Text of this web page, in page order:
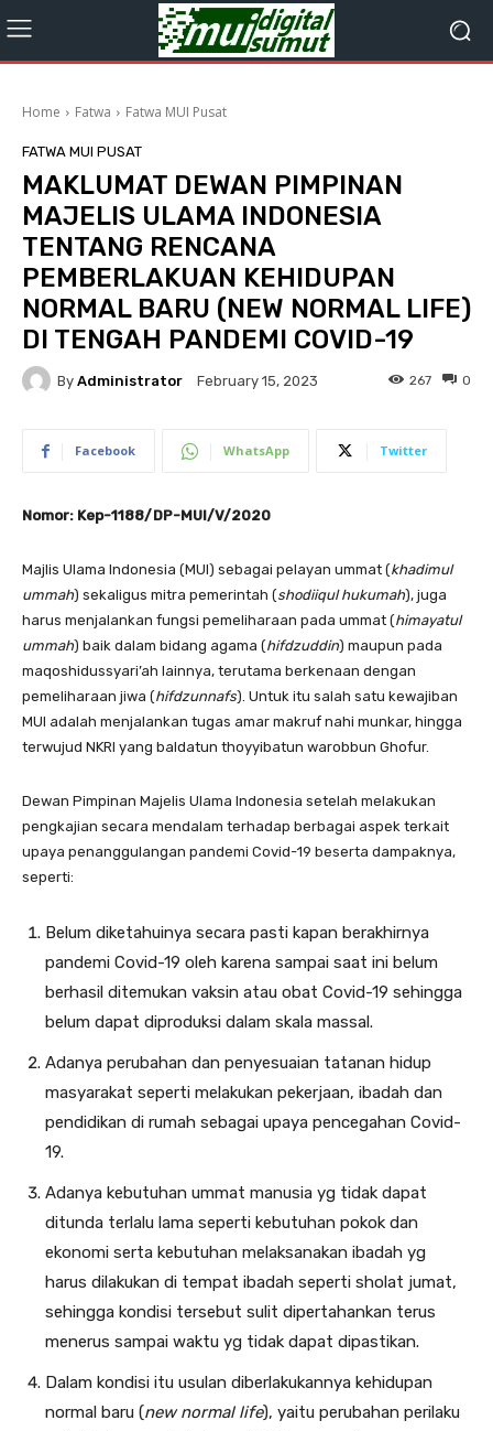
Home Fatwa Fatwa MUI Pusat
FATWA MUI PUSAT
MAKLUMAT DEWAN PIMPINAN
MAJELIS ULAMA INDONESIA
TENTANG RENCANA
PEMBERLAKUAN KEHIDUPAN
NORMAL BARU (NEW NORMAL LIFE)
DI TENGAH PANDEMI COVID-19
By Administrator February 15, 2023 0
267
Facebook WhatsApp Twitter
Nomor: Kep-1188/DP-MUI/V/2020
Majlis Ulama Indonesia (MUI) sebagai pelayan ummat (khadimul
ummah) sekaligus mitra pemerintah (shodiiqul hukumah), juga
harus menjalankan fungsi pemeliharaan pada ummat (himayatul
ummah) baik dalam bidang agama (hifdzuddin) maupun pada
maqoshidussyari’ah lainnya, terutama berkenaan dengan
pemeliharaan jiwa (hifdzunnafs). Untuk itu salah satu kewajiban
MUI adalah menjalankan tugas amar makruf nahi munkar, hingga
terwujud NKRI yang baldatun thoyyibatun warobbun Ghofur.
Dewan Pimpinan Majelis Ulama Indonesia setelah melakukan
pengkajian secara mendalam terhadap berbagai aspek terkait
upaya penanggulangan pandemi Covid-19 beserta dampaknya,
seperti:
Belum diketahuinya secara pasti kapan berakhirnya
pandemi Covid-19 oleh karena sampai saat ini belum
berhasil ditemukan vaksin atau obat Covid-19 sehingga
belum dapat diproduksi dalam skala massal.
Adanya perubahan dan penyesuaian tatanan hidup
masyarakat seperti melakukan pekerjaan, ibadah dan
pendidikan di rumah sebagai upaya pencegahan Covid-
19.
Adanya kebutuhan ummat manusia yg tidak dapat
ditunda terlalu lama seperti kebutuhan pokok dan
ekonomi serta kebutuhan melaksanakan ibadah yg
harus dilakukan di tempat ibadah seperti sholat jumat,
sehingga kondisi tersebut sulit dipertahankan terus
menerus sampai waktu yg tidak dapat dipastikan.
Dalam kondisi itu usulan diberlakukannya kehidupan
normal baru (new normal life), yaitu perubahan perilaku